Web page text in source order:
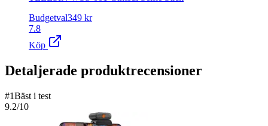
Budgetval349 kr
7.8
Köp
Detaljerade produktrecensioner
#1Bäst i test
9.2/10